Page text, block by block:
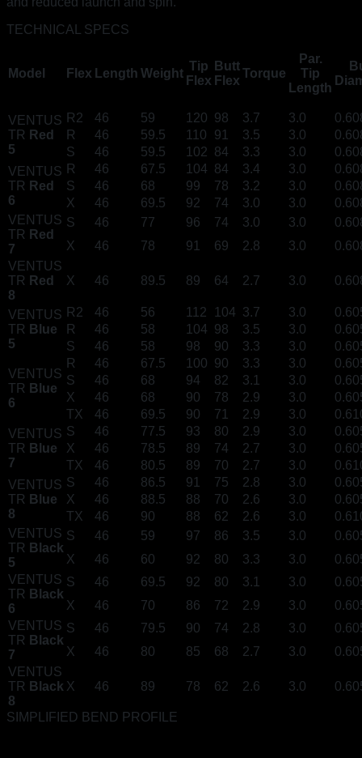
TECHNICAL SPECS
Model Flex Length Weight
Tip
Flex
Butt
Flex
Torque
Par.
Tip
Length
VENTUS
TR Red
5
R2 46 59 120 98 3.7 3.0
R
46 59.5 110 91 3.5 3.0
S
46 59.5 102 84 3.3 3.0
VENTUS
TR Red
6
R 46 67.5 104 84 3.4 3.0
S
46 68 99 78 3.2 3.0
X
46 69.5 92 74 3.0 3.0
VENTUS
TR Red
7
S 46 77 96 74 3.0 3.0
X
46 78 91 69 2.8 3.0
VENTUS
TR Red
8
X 46 89.5 89 64 2.7 3.0
VENTUS
TR Blue
5
R2 46 56 112 104 3.7 3.0
R
46 58 104 98 3.5 3.0
S
46 58 98 90 3.3 3.0
VENTUS
TR Blue
6
R 46 67.5 100 90 3.3 3.0
S
46 68 94 82 3.1 3.0
X
46 68 90 78 2.9 3.0
TX
46 69.5 90 71 2.9 3.0
VENTUS
TR Blue
7
S 46 77.5 93 80 2.9 3.0
X
46 78.5 89 74 2.7 3.0
TX
46 80.5 89 70 2.7 3.0
VENTUS
TR Blue
8
S 46 86.5 91 75 2.8 3.0
X
46 88.5 88 70 2.6 3.0
TX
46 90 88 62 2.6 3.0
VENTUS
TR Black
5
S 46 59 97 86 3.5 3.0
X
46 60 92 80 3.3 3.0
VENTUS
TR Black
6
S 46 69.5 92 80 3.1 3.0
X
46 70 86 72 2.9 3.0
VENTUS
TR Black
7
S 46 79.5 90 74 2.8 3.0
X
46 80 85 68 2.7 3.0
VENTUS
TR Black
8
X 46 89 78 62 2.6 3.0
SIMPLIFIED BEND PROFILE